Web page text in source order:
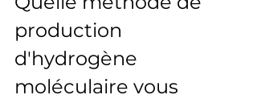
production
d'hydrogène
moléculaire vous